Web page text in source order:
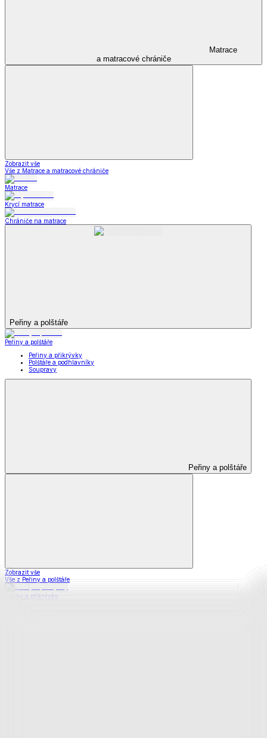
Matrace
a matracové chrániče
Zobrazit vše
Vše z Matrace a matracové chrániče
Matrace
Krycí matrace
Chrániče na matrace
Peřiny a polštáře
Peřiny a polštáře
Peřiny a přikrývky
Polštáře a podhlavníky
Soupravy
Peřiny a polštáře
Zobrazit vše
Vše z Peřiny a polštáře
Peřiny a přikrývky